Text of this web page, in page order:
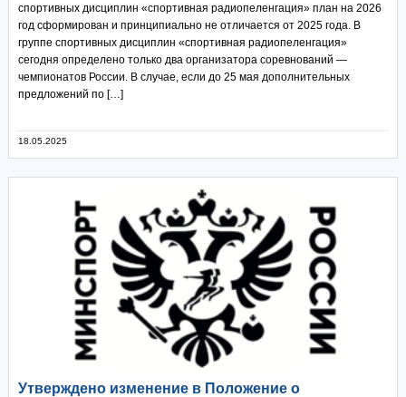
спортивных дисциплин «спортивная радиопеленгация» план на 2026
год сформирован и принципиально не отличается от 2025 года. В
группе спортивных дисциплин «спортивная радиопеленгация»
сегодня определено только два организатора соревнований —
чемпионатов России. В случае, если до 25 мая дополнительных
предложений по […]
18.05.2025
Утверждено изменение в Положение о